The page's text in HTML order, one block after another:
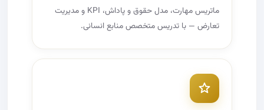
ماتریس مهارت، مدل حقوق و پاداش، KPI و مدیریت
تعارض — با تدریس متخصص منابع انسانی.